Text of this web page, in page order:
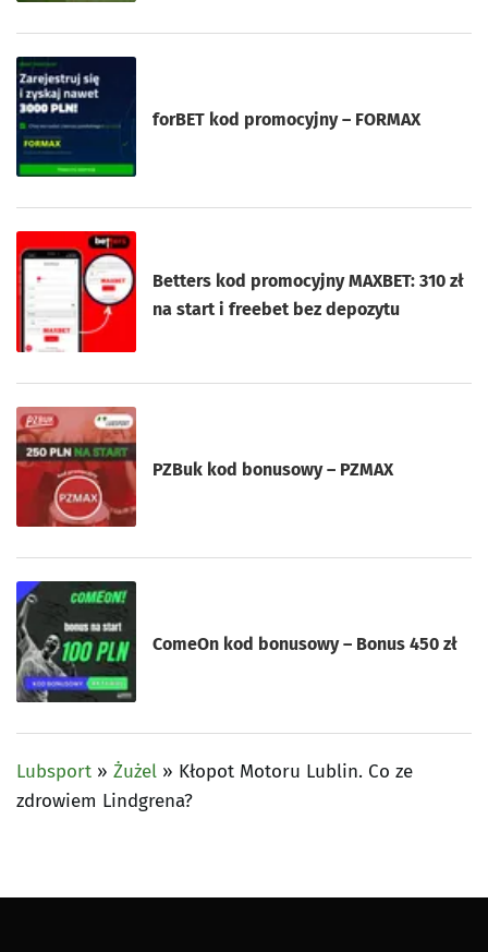
forBET kod promocyjny – FORMAX
Betters kod promocyjny MAXBET: 310 zł
na start i freebet bez depozytu
PZBuk kod bonusowy – PZMAX
ComeOn kod bonusowy – Bonus 450 zł
Lubsport » Żużel » Kłopot Motoru Lublin. Co ze
zdrowiem Lindgrena?